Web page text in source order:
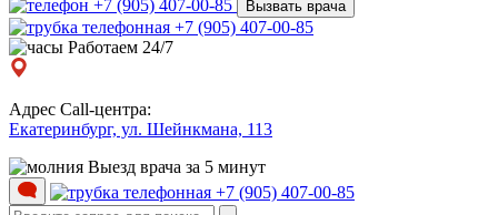
+7 (905) 407-00-85 Вызвать врача
+7 (905) 407-00-85
Работаем 24/7
Адрес Call-центра:
Екатеринбург, ул. Шейнкмана, 113
Выезд врача за 5 минут
+7 (905) 407-00-85